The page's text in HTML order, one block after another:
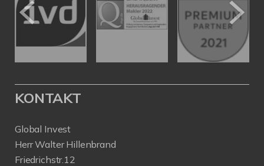
KONTAKT
Global Invest
Herr Walter Hillenbrand
Friedrichstr.12